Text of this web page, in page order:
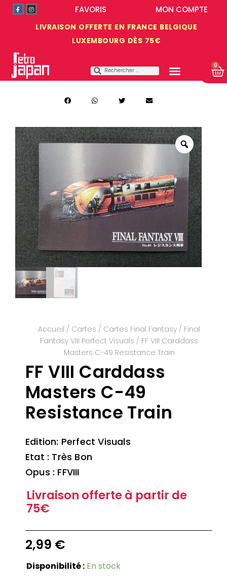
LIVRAISON OFFERTE EN FRANCE BELGIQUE
LUXEMBOURG DÈS 75€
MON COMPTE
FAVORIS
0
Accueil / Cartes / Cartes Final Fantasy / Final
Fantasy VIII Perfect Visuals / FF VIII Carddass
Masters C-49 Resistance Train
FF VIII Carddass
Masters C-49
Resistance Train
Edition: Perfect Visuals
Etat : Très Bon
Opus : FFVIII
Livraison offerte à partir de
75€
2,99 €
Disponibilité : En stock